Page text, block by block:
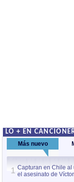
LO + EN
Más nuevo
1 Capturan en Chile
el asesinato de